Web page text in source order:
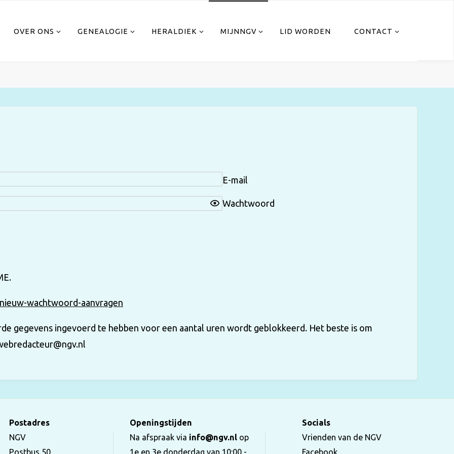
OVER ONS GENEALOGIE HERALDIEK MIJNNGV LID WORDEN CONTACT
E-mail
Wachtwoord
nieuw-wachtwoord-aanvragen
gegevens ingevoerd te hebben voor een aantal uren wordt geblokkeerd. Het beste is om
Postadres
NGV
Postbus 50
Openingstijden
Na afspraak via info@ngv.nl op
1e en 3e donderdag van 10:00 -
Socials
Vrienden van de NGV
Facebook